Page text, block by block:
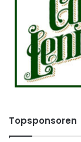
Topsponsoren